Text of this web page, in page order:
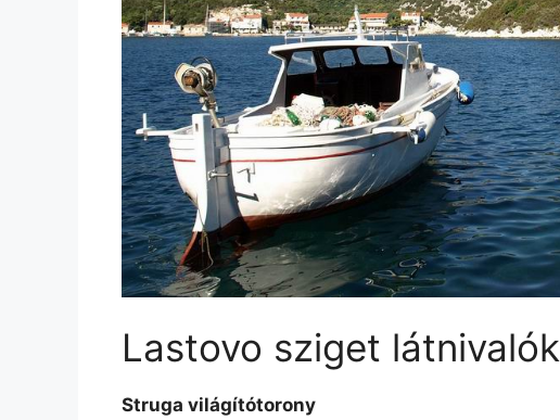
Lastovo sziget látnivalók
Struga világítótorony